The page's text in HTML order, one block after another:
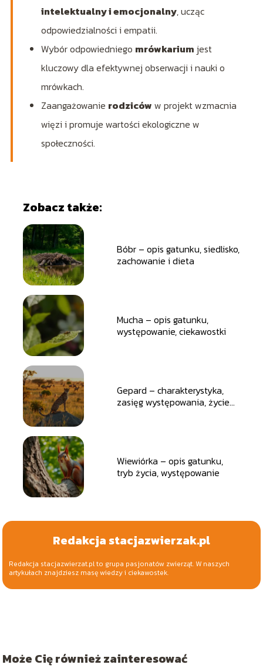
intelektualny i emocjonalny, ucząc
odpowiedzialności i empatii.
Wybór odpowiedniego mrówkarium jest
kluczowy dla efektywnej obserwacji i nauki o
mrówkach.
Zaangażowanie rodziców w projekt wzmacnia
więzi i promuje wartości ekologiczne w
społeczności.
Zobacz także:
Bóbr – opis gatunku, siedlisko,
zachowanie i dieta
Mucha – opis gatunku,
występowanie, ciekawostki
Gepard – charakterystyka,
zasięg występowania, życie
Wiewiórka – opis gatunku,
tryb życia, występowanie
Redakcja stacjazwierzak.pl
Redakcja stacjazwierzat.pl to grupa pasjonatów zwierząt. W naszych
artykułach znajdziesz masę wiedzy i ciekawostek.
Może Cię również zainteresować